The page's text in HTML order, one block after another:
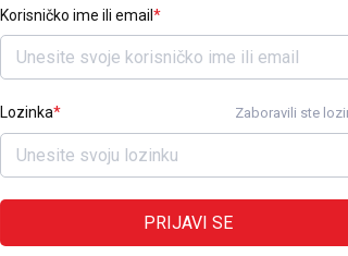
Korisničko ime ili email
Lozinka Zaboravili ste
PRIJAVI SE